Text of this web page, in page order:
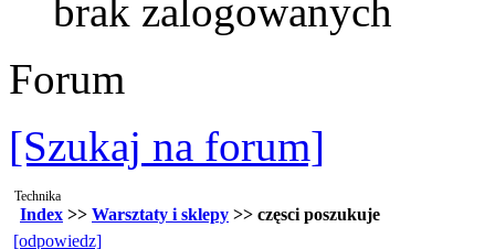
brak zalogowanych
Forum
[Szukaj na forum]
Technika
Index >> Warsztaty i sklepy >> częsci poszukuje
[odpowiedz]